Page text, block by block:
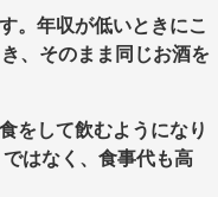
。年収が低いときにこ
、そのまま同じお酒を
をして飲むようになり
はなく、食事代も高